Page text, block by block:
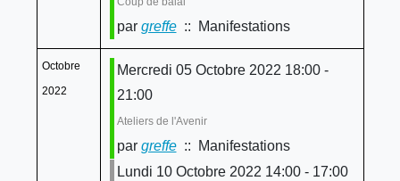
par greffe:: Manifestations
Octobre
2022
Mercredi 05 Octobre 2022 18:00 -
21:00
Ateliers de l'Avenir
par greffe:: Manifestations
Lundi 10 Octobre 2022 14:00 - 17:00